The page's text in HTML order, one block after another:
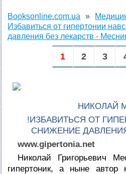
Booksonline.com.ua
Избавиться от гипертонии
давления без лекарств -
1 2 3
НИКОЛАЙ
!ИЗБАВИТЬСЯ ОТ
СНИЖЕНИЕ
www.gipertonia.net
Николай Григорьевич
гипертоник, а ныне автор